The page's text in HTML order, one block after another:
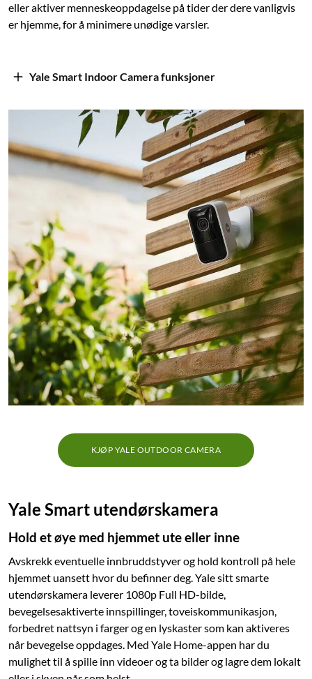
eller aktiver menneskeoppdagelse på tider der dere vanligvis
er hjemme, for å minimere unødige varsler.
Yale Smart Indoor Camera funksjoner
KJØP YALE OUTDOOR CAMERA
Yale Smart utendørskamera
Hold et øye med hjemmet ute eller inne
Avskrekk eventuelle innbruddstyver og hold kontroll på hele
hjemmet uansett hvor du befinner deg. Yale sitt smarte
utendørskamera leverer 1080p Full HD-bilde,
bevegelsesaktiverte innspillinger, toveiskommunikasjon,
forbedret nattsyn i farger og en lyskaster som kan aktiveres
når bevegelse oppdages. Med Yale Home-appen har du
mulighet til å spille inn videoer og ta bilder og lagre dem lokalt